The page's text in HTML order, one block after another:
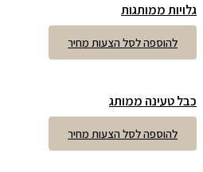
גלויות ממותגות
להוספה לסל הצעות מחיר
כבל טעינה ממותג
להוספה לסל הצעות מחיר